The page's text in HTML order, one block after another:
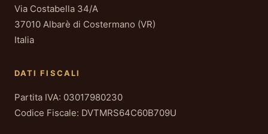
Via Costabella 34/A
37010 Albarè di Costermano (VR)
Italia
DATI FISCALI
Partita IVA: 03017980230
Codice Fiscale: DVTMRS64C60B709U